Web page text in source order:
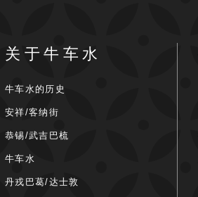
关于牛车水
牛车水的历史
安祥/客纳街
恭锡/武吉巴梳
牛车水
丹戎巴葛/达士敦